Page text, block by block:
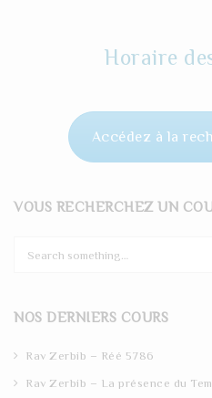
Horaire
Accédez à la
VOUS RECHERCHEZ UN
c
NOS DERNIERS COURS
Rav Zerbib – Réé 5786
Rav Zerbib – La présence du